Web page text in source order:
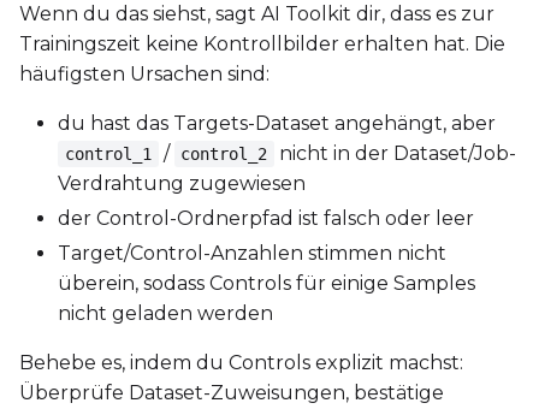
Wenn du das siehst, sagt AI Toolkit dir, dass es zur
Trainingszeit keine Kontrollbilder erhalten hat. Die
häufigsten Ursachen sind:
du hast das Targets-Dataset angehängt, aber
control_1 / control_2
nicht in der Dataset/Job-
Verdrahtung zugewiesen
der Control-Ordnerpfad ist falsch oder leer
Target/Control-Anzahlen stimmen nicht
überein, sodass Controls für einige Samples
nicht geladen werden
Behebe es, indem du Controls explizit machst:
Überprüfe Dataset-Zuweisungen, bestätige